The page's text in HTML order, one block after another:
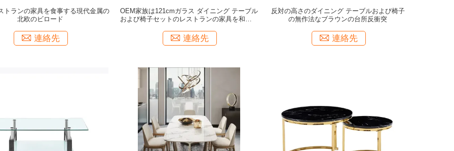
トランの家具を食事する現代金属の
北欧のビロード
連絡先
OEM家族は121cmガラス ダイニング テーブル
および椅子セットのレストランの家具を和らげ
連絡先
反対の高さのダイニング テーブルおよび椅子
の無作法なブラウンの台所反衝突
連絡先